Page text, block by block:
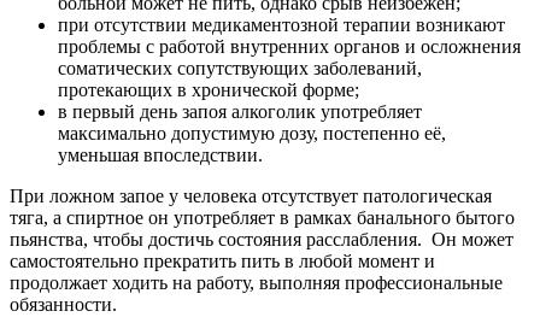
при отсутствии медикаментозной терапии возникают
проблемы с работой внутренних органов и осложнения
соматических сопутствующих заболеваний,
протекающих в хронической форме;
в первый день запоя алкоголик употребляет
максимально допустимую дозу, постепенно её,
уменьшая впоследствии.
При ложном запое у человека отсутствует патологическая
тяга, а спиртное он употребляет в рамках банального бытого
пьянства, чтобы достичь состояния расслабления. Он может
самостоятельно прекратить пить в любой момент и
продолжает ходить на работу, выполняя профессиональные
обязанности.